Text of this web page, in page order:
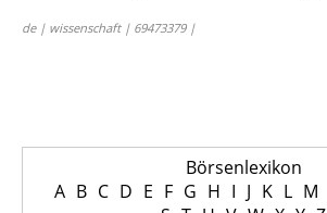
de | wissenschaft | 69473379 |
Börsenlexikon
A B C D E F G H I J K L M